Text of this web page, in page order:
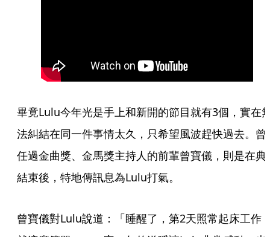
畢竟Lulu今年光是手上和新開的節目就有3個，實在
法糾結在同一件事情太久，只希望風波趕快過去。曾
任過金曲獎、金馬獎主持人的前輩曾寶儀，則是在典
結束後，特地傳訊息為Lulu打氣。
曾寶儀對Lulu說道：「睡醒了，第2天照常起床工作